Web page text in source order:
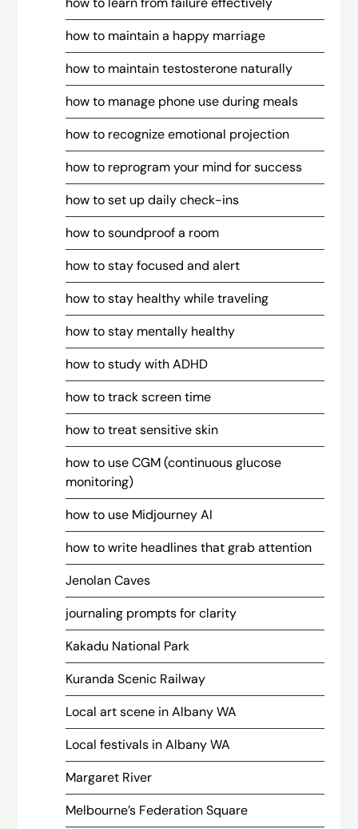
how to maintain a happy marriage
how to maintain testosterone naturally
how to manage phone use during meals
how to recognize emotional projection
how to reprogram your mind for success
how to set up daily check-ins
how to soundproof a room
how to stay focused and alert
how to stay healthy while traveling
how to stay mentally healthy
how to study with ADHD
how to track screen time
how to treat sensitive skin
how to use CGM (continuous glucose
monitoring)
how to use Midjourney AI
how to write headlines that grab attention
Jenolan Caves
journaling prompts for clarity
Kakadu National Park
Kuranda Scenic Railway
Local art scene in Albany WA
Local festivals in Albany WA
Margaret River
Melbourne’s Federation Square